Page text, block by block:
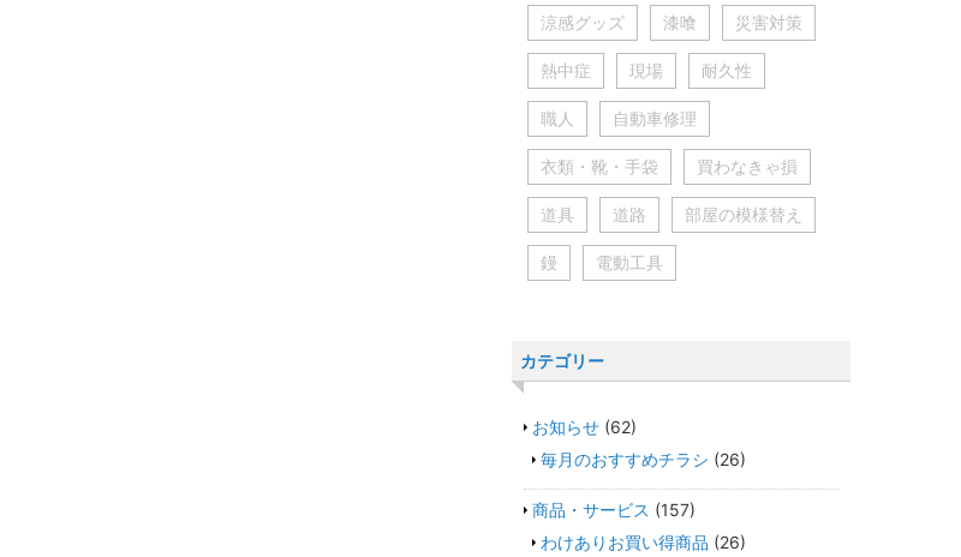
涼感グッズ 漆喰 災害対策
熱中症 現場 耐久性
職人 自動車修理
衣類・靴・手袋 買わなきゃ損
道具 道路 部屋の模様替え
鏝 電動工具
カテゴリー
お知らせ(62)
毎月のおすすめチラシ (26)
商品・サービス (157)
わけありお買い得商品 (26)